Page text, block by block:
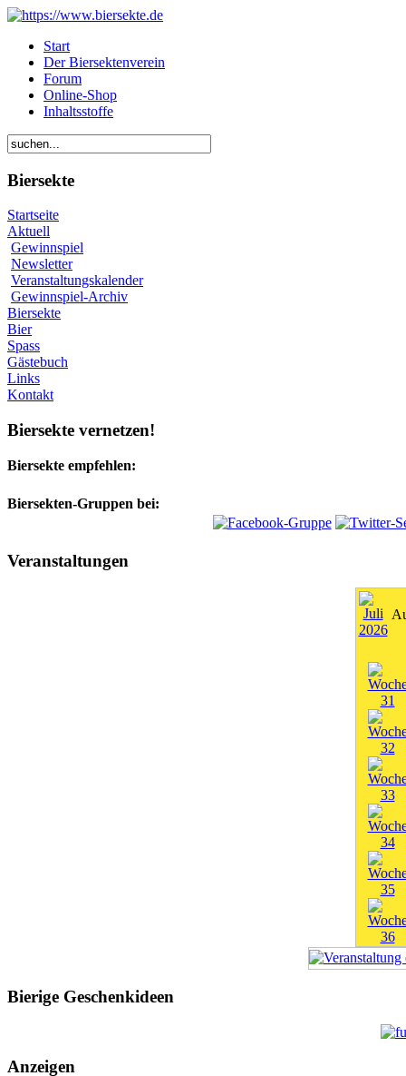
Start
Der Biersektenverein
Forum
Online-Shop
Inhaltsstoffe
Biersekte
Startseite
Aktuell
Gewinnspiel
Newsletter
Veranstaltungskalender
Gewinnspiel-Archiv
Biersekte
Bier
Spass
Gästebuch
Links
Kontakt
Biersekte vernetzen!
Biersekte empfehlen:
Biersekten-Gruppen bei:
Veranstaltungen
Bierige Geschenkideen
Anzeigen